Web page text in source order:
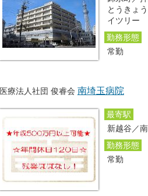
とうきょ
イツリー
勤務形態
常勤
医療法人社団 俊睿会 南埼玉病院
最寄駅
新越谷／
勤務形態
常勤